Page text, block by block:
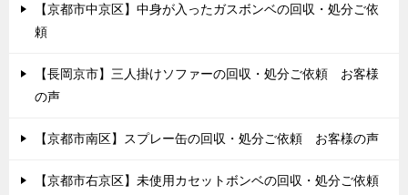
【京都市中京区】中身が入ったガスボンベの回収・処分ご依
頼
【長岡京市】三人掛けソファーの回収・処分ご依頼 お客様
の声
【京都市南区】スプレー缶の回収・処分ご依頼 お客様の声
【京都市右京区】未使用カセットボンベの回収・処分ご依頼